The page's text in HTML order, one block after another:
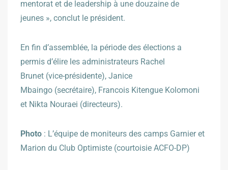
mentorat et de leadership à une douzaine de
jeunes », conclut le président.
En fin d’assemblée, la période des élections a
permis d’élire les administrateurs Rachel
Brunet (vice-présidente), Janice
Mbaingo (secrétaire), Francois Kitengue Kolomoni
et Nikta Nouraei (directeurs).
Photo : L’équipe de moniteurs des camps Garnier et
Marion du Club Optimiste (courtoisie ACFO-DP)